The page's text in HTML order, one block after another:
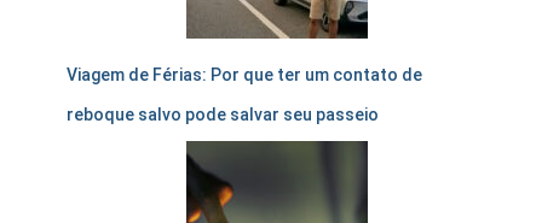
Viagem de Férias: Por que ter um contato de
reboque salvo pode salvar seu passeio